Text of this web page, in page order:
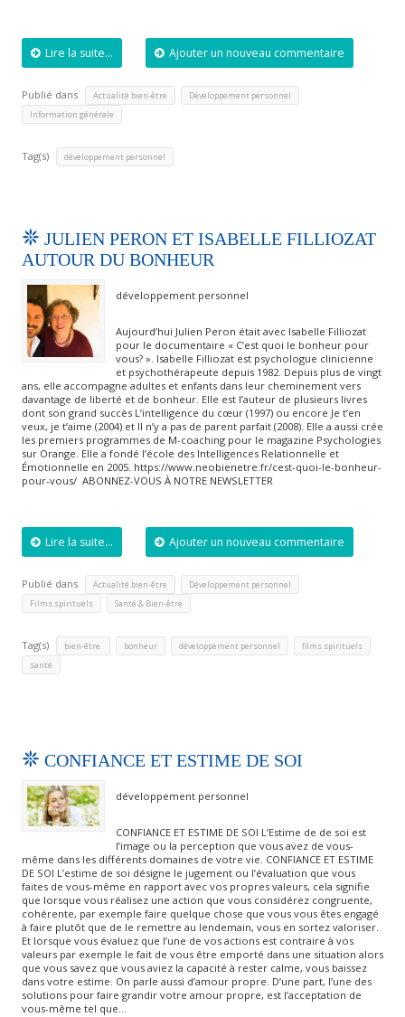
Lire la suite... Ajouter un nouveau commentaire
Publié dans Actualité bien-être Développement personnel
Information générale
Tag(s) développement personnel
JULIEN PERON ET ISABELLE FILLIOZAT
AUTOUR DU BONHEUR
développement personnel
Aujourd’hui Julien Peron était avec Isabelle Filliozat
pour le documentaire « C’est quoi le bonheur pour
vous? ». Isabelle Filliozat est psychologue clinicienne
et psychothérapeute depuis 1982. Depuis plus de vingt
ans, elle accompagne adultes et enfants dans leur cheminement vers
davantage de liberté et de bonheur. Elle est l’auteur de plusieurs livres
dont son grand succès L’intelligence du cœur (1997) ou encore Je t’en
veux, je t’aime (2004) et Il n’y a pas de parent parfait (2008). Elle a aussi crée
les premiers programmes de M-coaching pour le magazine Psychologies
sur Orange. Elle a fondé l’école des Intelligences Relationnelle et
Émotionnelle en 2005. https://www.neobienetre.fr/cest-quoi-le-bonheur-
pour-vous/ ABONNEZ-VOUS À NOTRE NEWSLETTER
Lire la suite... Ajouter un nouveau commentaire
Publié dans Actualité bien-être Développement personnel
Films spirituels Santé & Bien-être
Tag(s) bien-être. bonheur développement personnel films spirituels
santé
CONFIANCE ET ESTIME DE SOI
développement personnel
CONFIANCE ET ESTIME DE SOI L’Estime de de soi est
l’image ou la perception que vous avez de vous-
même dans les différents domaines de votre vie. CONFIANCE ET ESTIME
DE SOI L’estime de soi désigne le jugement ou l’évaluation que vous
faites de vous-même en rapport avec vos propres valeurs, cela signifie
que lorsque vous réalisez une action que vous considérez congruente,
cohérente, par exemple faire quelque chose que vous vous êtes engagé
à faire plutôt que de le remettre au lendemain, vous en sortez valoriser.
Et lorsque vous évaluez que l’une de vos actions est contraire à vos
valeurs par exemple le fait de vous être emporté dans une situation alors
que vous savez que vous aviez la capacité à rester calme, vous baissez
dans votre estime. On parle aussi d’amour propre. D’une part, l’une des
solutions pour faire grandir votre amour propre, est l’acceptation de
vous-même tel que…